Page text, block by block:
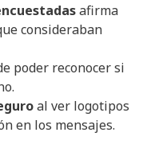
afirma
consideraban
poder reconocer si
al ver logotipos
en los mensajes.